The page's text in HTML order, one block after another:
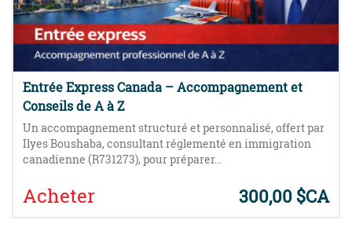
Entrée Express Canada – Accompagnement et
Conseils de A à Z
Un accompagnement structuré et personnalisé, offert par
Ilyes Boushaba, consultant réglementé en immigration
canadienne (R731273), pour préparer...
Acheter 300,00 $CA